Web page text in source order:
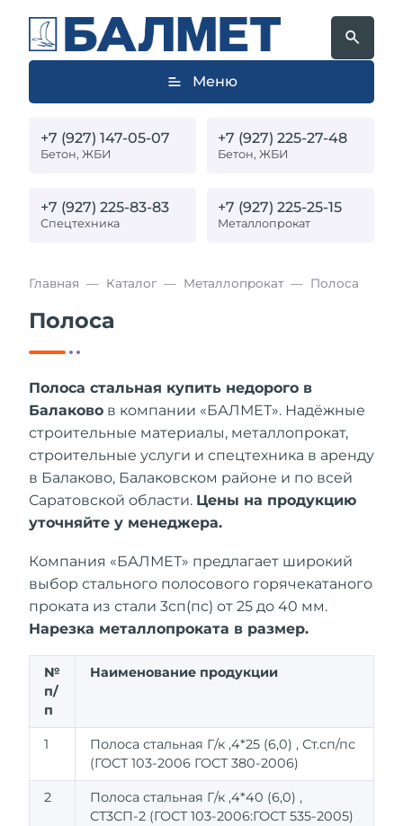
Меню
+7 (927) 147-05-07
Бетон, ЖБИ
+7 (927) 225-27-48
Бетон, ЖБИ
+7 (927) 225-83-83
Спецтехника
+7 (927) 225-25-15
Металлопрокат
Главная Каталог Металлопрокат Полоса
Полоса
Полоса стальная купить недорого в
Балаково в компании «БАЛМЕТ». Надёжные
строительные материалы, металлопрокат,
строительные услуги и спецтехника в аренду
в Балаково, Балаковском районе и по всей
Саратовской области. Цены на продукцию
уточняйте у менеджера.
Компания «БАЛМЕТ» предлагает широкий
выбор стального полосового горячекатаного
проката из стали 3сп(пс) от 25 до 40 мм.
Нарезка металлопроката в размер.
№
п/
п
Наименование продукции
1
Полоса стальная Г/к ,4*25 (6,0) , Ст.сп/пс
(ГОСТ 103-2006 ГОСТ 380-2006)
2
Полоса стальная Г/к ,4*40 (6,0) ,
СТ3СП-2 (ГОСТ 103-2006:ГОСТ 535-2005)